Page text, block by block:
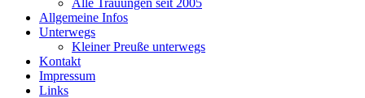
Allgemeine Infos
Unterwegs
Kleiner Preuße unterwegs
Kontakt
Impressum
Links